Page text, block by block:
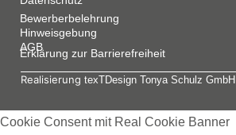
Bewerberbelehrung
Hinweisgebung
AGB
Erklärung zur Barrierefreiheit
Realisierung texTDesign Tonya Schulz GmbH
Cookie Consent mit Real Cookie Banner